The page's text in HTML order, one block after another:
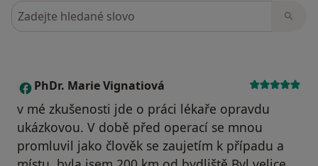
Hledejte v názorech
P PhDr. Marie Vignatiová
v mé zkušenosti jde o práci lékaře opravdu
ukázkovou. V době před operací se mnou
promluvil jako člověk se zaujetím k případu a